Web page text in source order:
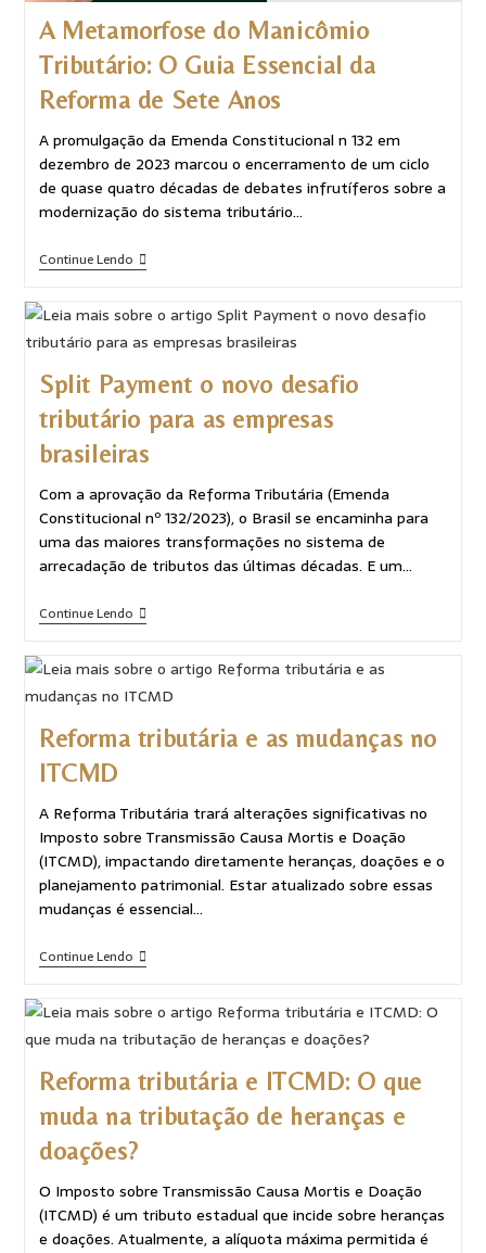
A Metamorfose do Manicômio
Tributário: O Guia Essencial da
Reforma de Sete Anos
A promulgação da Emenda Constitucional n 132 em
dezembro de 2023 marcou o encerramento de um ciclo
de quase quatro décadas de debates infrutíferos sobre a
modernização do sistema tributário…
Continue Lendo
Split Payment o novo desafio
tributário para as empresas
brasileiras
Com a aprovação da Reforma Tributária (Emenda
Constitucional nº 132/2023), o Brasil se encaminha para
uma das maiores transformações no sistema de
arrecadação de tributos das últimas décadas. E um…
Continue Lendo
Reforma tributária e as mudanças no
ITCMD
A Reforma Tributária trará alterações significativas no
Imposto sobre Transmissão Causa Mortis e Doação
(ITCMD), impactando diretamente heranças, doações e o
planejamento patrimonial. Estar atualizado sobre essas
mudanças é essencial…
Continue Lendo
Reforma tributária e ITCMD: O que
muda na tributação de heranças e
doações?
O Imposto sobre Transmissão Causa Mortis e Doação
(ITCMD) é um tributo estadual que incide sobre heranças
e doações. Atualmente, a alíquota máxima permitida é